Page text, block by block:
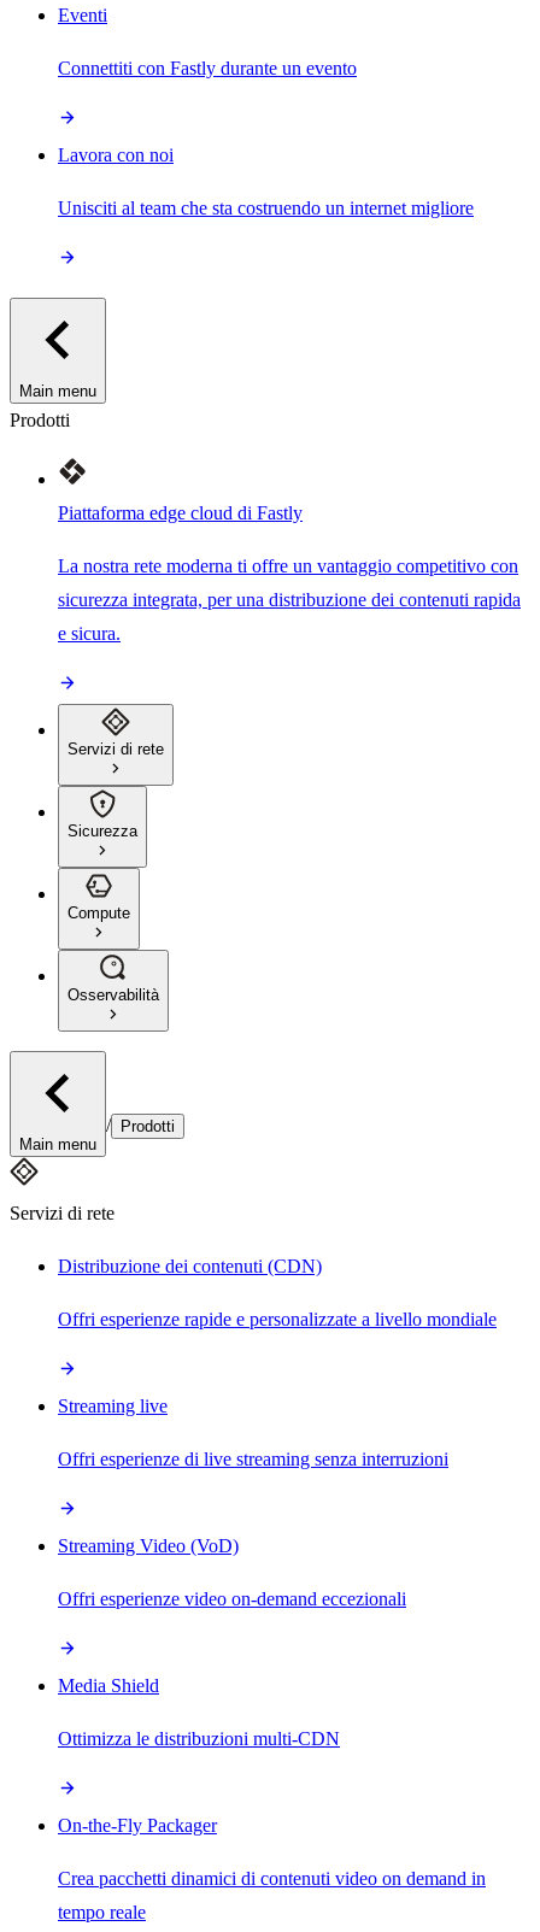
Eventi
Connettiti con Fastly durante un evento
Lavora con noi
Unisciti al team che sta costruendo un internet migliore
Main menu
Prodotti
Piattaforma edge cloud di Fastly
La nostra rete moderna ti offre un vantaggio competitivo con
sicurezza integrata, per una distribuzione dei contenuti rapida
e sicura.
Servizi di rete
Sicurezza
Compute
Osservabilità
Main menu
/ Prodotti
Servizi di rete
Distribuzione dei contenuti (CDN)
Offri esperienze rapide e personalizzate a livello mondiale
Streaming live
Offri esperienze di live streaming senza interruzioni
Streaming Video (VoD)
Offri esperienze video on-demand eccezionali
Media Shield
Ottimizza le distribuzioni multi-CDN
On-the-Fly Packager
Crea pacchetti dinamici di contenuti video on demand in
tempo reale